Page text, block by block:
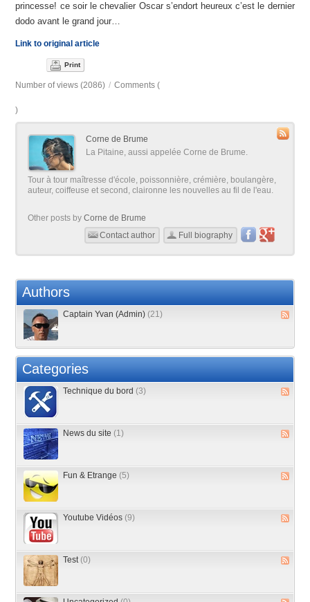
princesse! ce soir le chevalier Oscar s’endort heureux c’est le dernier
dodo avant le grand jour…
Link to original article
Print
Number of views (2086) / Comments (
)
Corne de Brume
La Pitaine, aussi appelée Corne de Brume.
Tour à tour maîtresse d'école, poissonnière, crémière, boulangère,
auteur, coiffeuse et second, claironne les nouvelles au fil de l'eau.
Other posts byCorne de Brume
Contact author
Full biography
Authors
Captain Yvan (Admin) (21)
Categories
Technique du bord (3)
News du site (1)
Fun & Etrange (5)
Youtube Vidéos (9)
Test (0)